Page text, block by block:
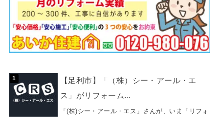
【足利市】「（株）シー・アール・エ
ス」がリフォーム...
「(株)シー・アール・エス」さんが、いま「リフォ